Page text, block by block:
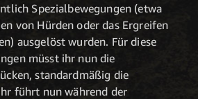
Spezialbewegungen (etwa
von Hürden oder das Ergreifen
ausgelöst wurden. Für diese
müsst ihr nun die
standardmäßig die
führt nun während der